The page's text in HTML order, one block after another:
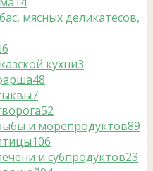
мясных деликатесов,
6
кухни3
48
7
52
и морепродуктов89
106
и субпродуктов23